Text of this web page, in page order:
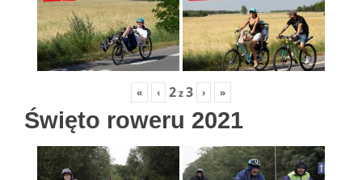
« ‹ 2z3 › »
Święto roweru 2021